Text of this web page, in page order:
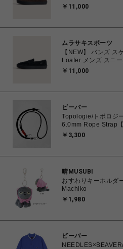
26.0cm～28.0cm VN000VA6Y49 0198266309224
￥11,000
ムラサキスポーツ
【NEW】 バンズ ス
Loafer メンズ スニ
25.0cm～29.0cm VN000VA6BKA 0198266309118
￥11,000
ビーバー
Topologie/トポロジ
6.0mm Rope Strap【
￥3,300
晴MUSUBI
おすわりキーホルダ
Machiko
￥1,980
ビーバー